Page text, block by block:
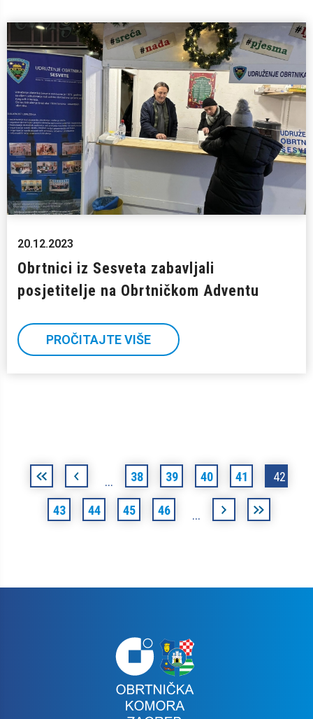
20.12.2023
Obrtnici iz Sesveta zabavljali
posjetitelje na Obrtničkom Adventu
PROČITAJTE VIŠE
Stranice
«
prva
‹
prethodna
… 38 39 40 41 42
43 44 45 46 …
sljedećaposljednja